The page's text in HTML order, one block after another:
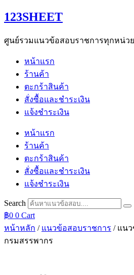
Skip
to
123SHEET
ศูนย์รวมแนวข้อสอบราชการทุกหน่ว
หน้าแรก
ร้านค้า
ตะกร้าสินค้า
สั่งซื้อและชำระเงิน
แจ้งชำระเงิน
หน้าแรก
ร้านค้า
ตะกร้าสินค้า
สั่งซื้อและชำระเงิน
แจ้งชำระเงิน
Search
฿0 0 Cart
หน้าหลัก / แนวข้อสอบราชการ / แน
กรมสรรพากร